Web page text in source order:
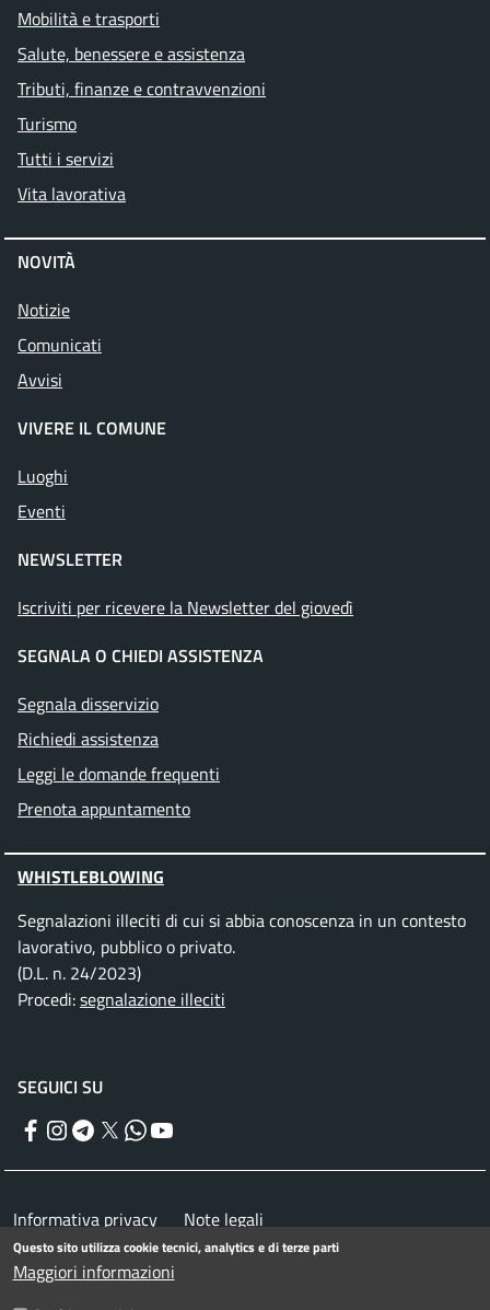
Mobilità e trasporti
Salute, benessere e assistenza
Tributi, finanze e contravvenzioni
Turismo
Tutti i servizi
Vita lavorativa
NOVITÀ
Notizie
Comunicati
Avvisi
VIVERE IL COMUNE
Luoghi
Eventi
NEWSLETTER
Iscriviti per ricevere la Newsletter del giovedì
SEGNALA O CHIEDI ASSISTENZA
Segnala disservizio
Richiedi assistenza
Leggi le domande frequenti
Prenota appuntamento
WHISTLEBLOWING
Segnalazioni illeciti di cui si abbia conoscenza in un contesto
lavorativo, pubblico o privato.
(D.L. n. 24/2023)
Procedi:segnalazione illeciti
SEGUICI SU
Facebook
Instagram
Telegram
TwitterWhatsApp
Menu piè di pagina
Informativa privacy
Note legali
Dichiarazione di accessibilità
Questo sito utilizza cookie tecnici, analytics e di terze parti
Maggiori informazioni